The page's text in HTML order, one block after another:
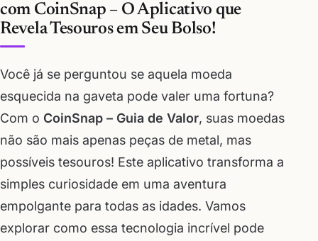
com CoinSnap – O Aplicativo que
Revela Tesouros em Seu Bolso!
Você já se perguntou se aquela moeda
esquecida na gaveta pode valer uma fortuna?
Com o CoinSnap – Guia de Valor, suas moedas
não são mais apenas peças de metal, mas
possíveis tesouros! Este aplicativo transforma a
simples curiosidade em uma aventura
empolgante para todas as idades. Vamos
explorar como essa tecnologia incrível pode